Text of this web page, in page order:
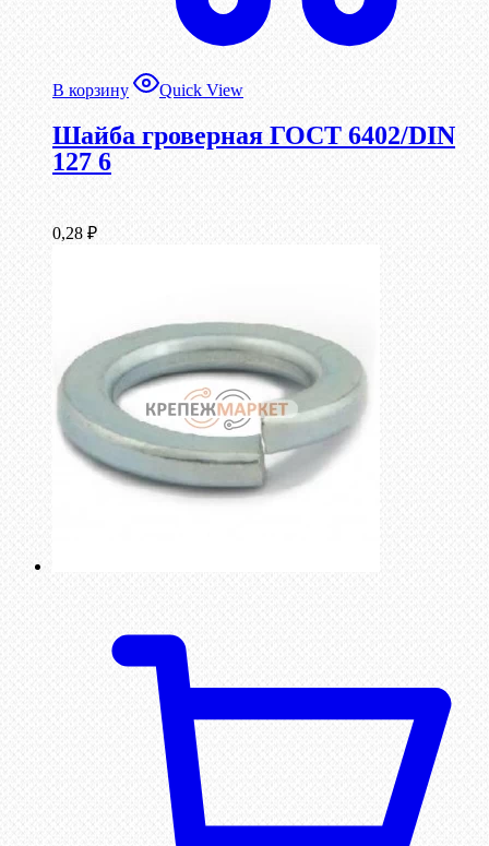
В корзину Quick View
Шайба гроверная ГОСТ 6402/DIN
127 6
0,28 ₽